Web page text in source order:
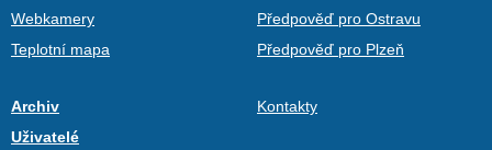
Webkamery
Teplotní mapa
Předpověď pro Ostravu
Předpověď pro Plzeň
Archiv
Uživatelé
Kontakty